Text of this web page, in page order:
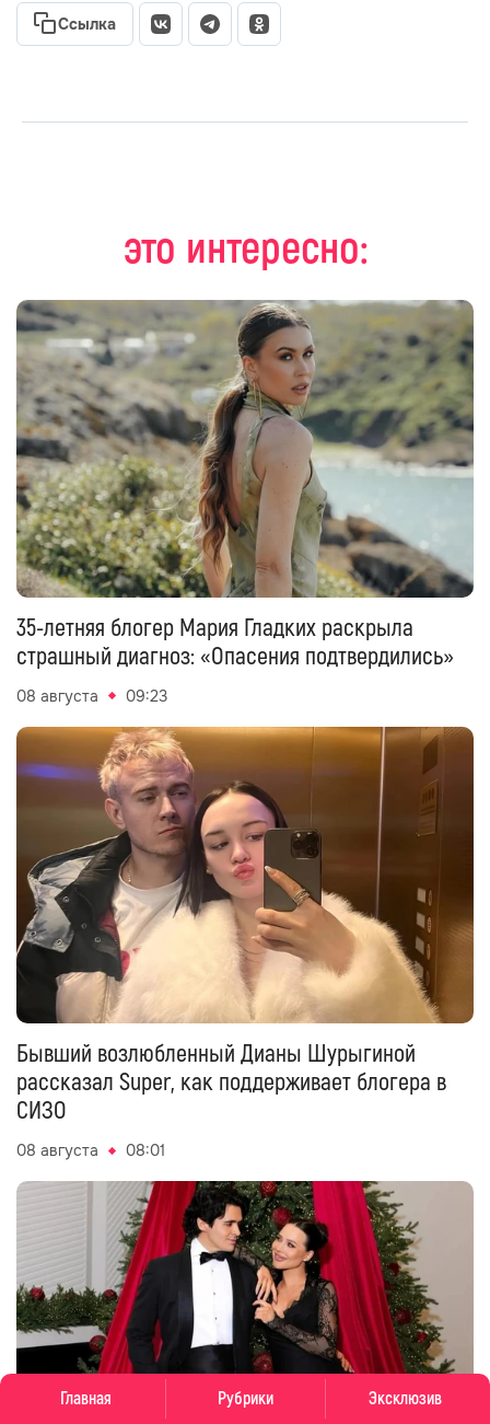
Главная Рубрики Эксклюзив
Ссылка
это интересно:
35-летняя блогер Мария Гладких раскрыла
страшный диагноз: «Опасения подтвердились»
08 августа 09:23
Бывший возлюбленный Дианы Шурыгиной
рассказал Super, как поддерживает блогера в
СИЗО
08 августа 08:01